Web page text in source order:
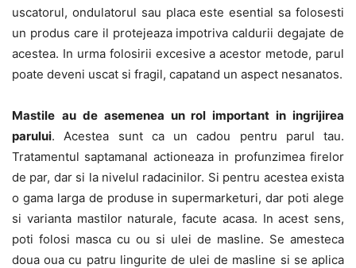
uscatorul, ondulatorul sau placa este esential sa folosesti
un produs care il protejeaza impotriva caldurii degajate de
acestea. In urma folosirii excesive a acestor metode, parul
poate deveni uscat si fragil, capatand un aspect nesanatos.
Mastile au de asemenea un rol important in ingrijirea
parului. Acestea sunt ca un cadou pentru parul tau.
Tratamentul saptamanal actioneaza in profunzimea firelor
de par, dar si la nivelul radacinilor. Si pentru acestea exista
o gama larga de produse in supermarketuri, dar poti alege
si varianta mastilor naturale, facute acasa. In acest sens,
poti folosi masca cu ou si ulei de masline. Se amesteca
doua oua cu patru lingurite de ulei de masline si se aplica